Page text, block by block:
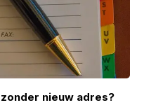
nieuw adres?